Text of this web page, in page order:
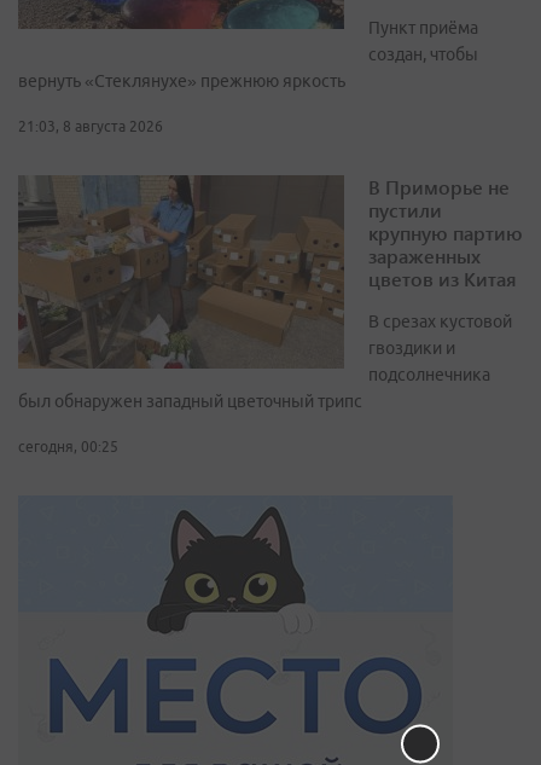
Пункт приёма
создан, чтобы
вернуть «Стеклянухе» прежнюю яркость
21:03, 8 августа 2026
В Приморье не
пустили
крупную партию
зараженных
цветов из Китая
В срезах кустовой
гвоздики и
подсолнечника
был обнаружен западный цветочный трипс
сегодня, 00:25